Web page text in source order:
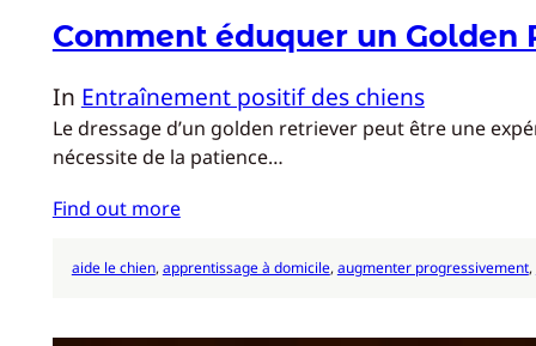
Comment éduquer un Golden
In Entraînement positif des chiens
Le dressage d’un golden retriever peut être une
nécessite de la patience…
Find out more
aide le chien, apprentissage à domicile, augmenter progressivement,